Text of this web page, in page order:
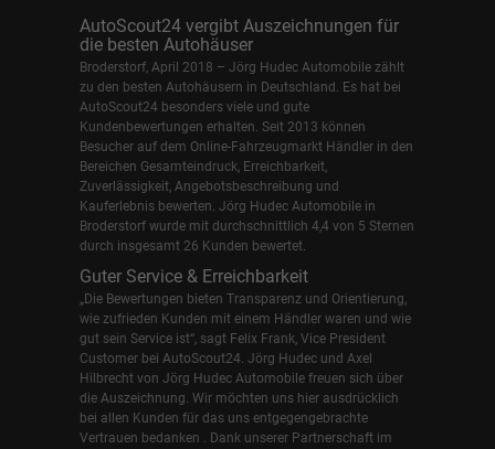
AutoScout24 vergibt Auszeichnungen für
die besten Autohäuser
Broderstorf, April 2018 – Jörg Hudec Automobile zählt
zu den besten Autohäusern in Deutschland. Es hat bei
AutoScout24 besonders viele und gute
Kundenbewertungen erhalten. Seit 2013 können
Besucher auf dem Online-Fahrzeugmarkt Händler in den
Bereichen Gesamteindruck, Erreichbarkeit,
Zuverlässigkeit, Angebotsbeschreibung und
Kauferlebnis bewerten. Jörg Hudec Automobile in
Broderstorf wurde mit durchschnittlich 4,4 von 5 Sternen
durch insgesamt 26 Kunden bewertet.
Guter Service & Erreichbarkeit
„Die Bewertungen bieten Transparenz und Orientierung,
wie zufrieden Kunden mit einem Händler waren und wie
gut sein Service ist“, sagt Felix Frank, Vice President
Customer bei AutoScout24. Jörg Hudec und Axel
Hilbrecht von Jörg Hudec Automobile freuen sich über
die Auszeichnung. Wir möchten uns hier ausdrücklich
bei allen Kunden für das uns entgegengebrachte
Vertrauen bedanken . Dank unserer Partnerschaft im